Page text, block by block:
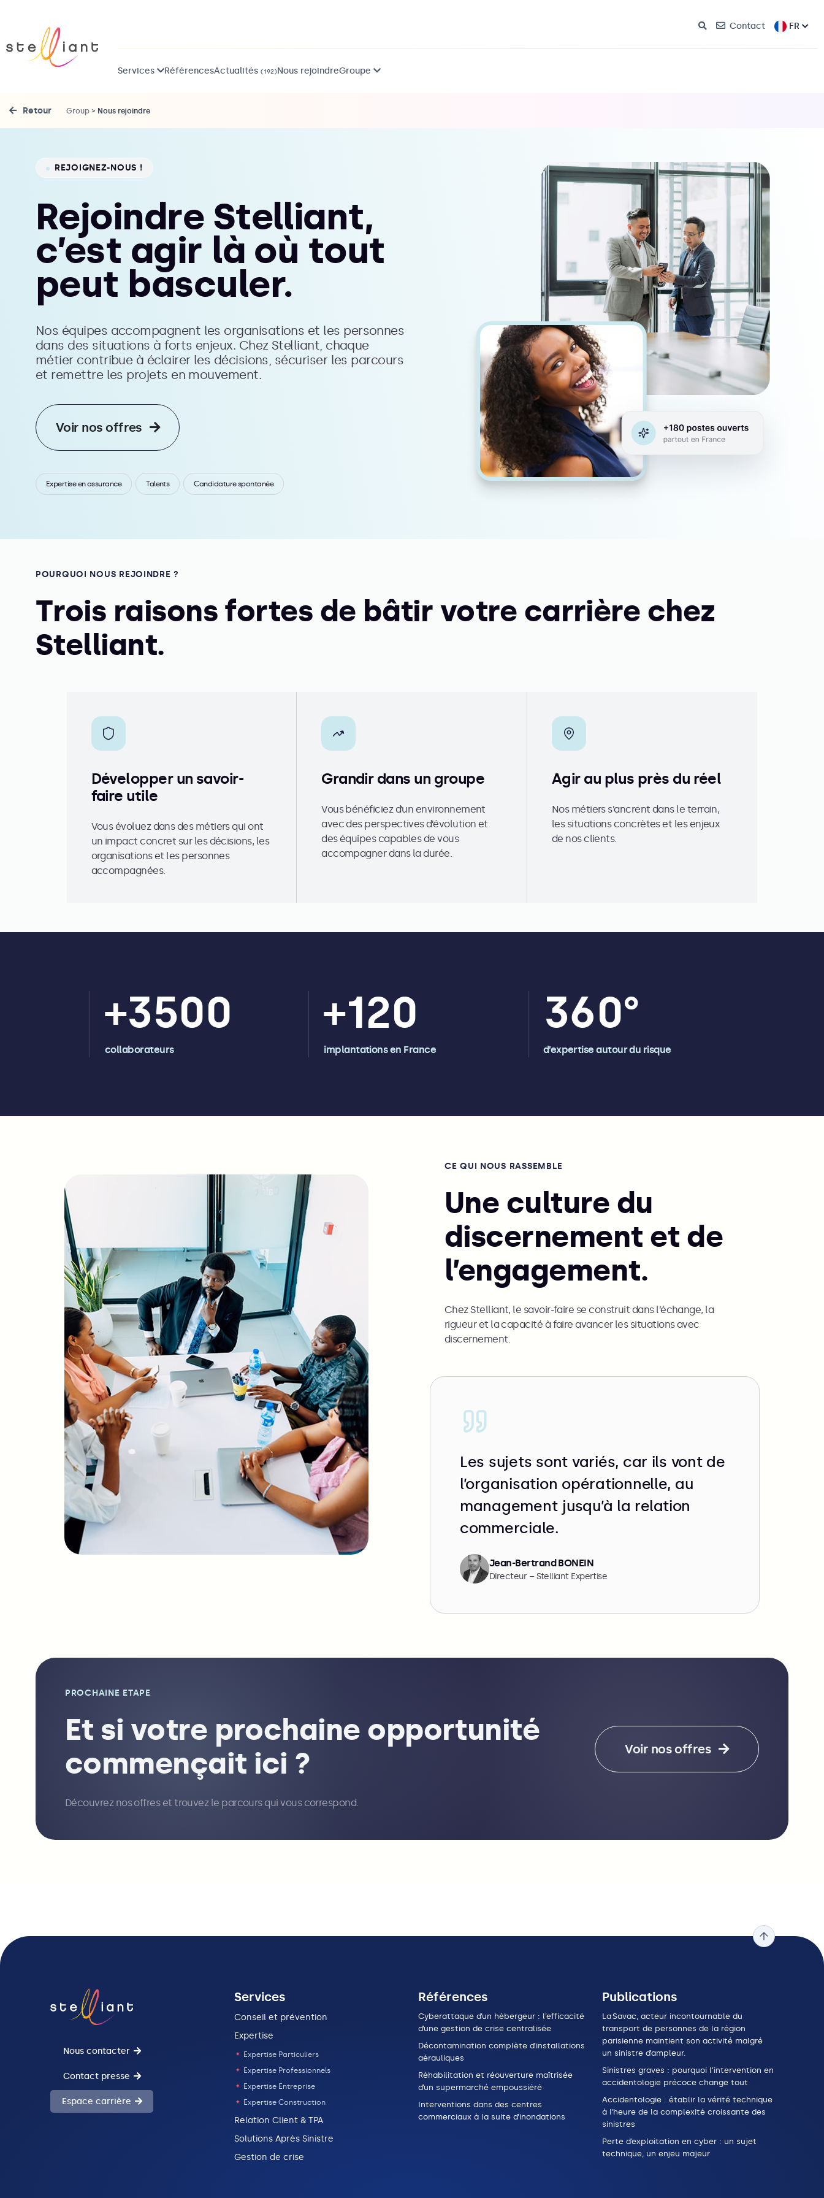
Contact FR
Services RéférencesActualités (192)Nous rejoindreGroupe
Retour Group > Nous rejoindre
REJOIGNEZ-NOUS !
Rejoindre Stelliant,
c’est agir là où tout
peut basculer.
Nos équipes accompagnent les organisations et les personnes
dans des situations à forts enjeux. Chez Stelliant, chaque
métier contribue à éclairer les décisions, sécuriser les parcours
et remettre les projets en mouvement.
Voir nos offres
Expertise en assurance Talents Candidature spontanée
POURQUOI NOUS REJOINDRE ?
Trois raisons fortes de bâtir votre carrière chez
Stelliant.
Développer un savoir-
faire utile
Vous évoluez dans des métiers qui ont
un impact concret sur les décisions, les
organisations et les personnes
accompagnées.
Grandir dans un groupe
Vous bénéficiez d’un environnement
avec des perspectives d’évolution et
des équipes capables de vous
accompagner dans la durée.
Agir au plus près du réel
Nos métiers s’ancrent dans le terrain,
les situations concrètes et les enjeux
de nos clients.
+3500
collaborateurs
+120
implantations en France
360°
d’expertise autour du risque
CE QUI NOUS RASSEMBLE
Une culture du
discernement et de
l’engagement.
Chez Stelliant, le savoir-faire se construit dans l’échange, la
rigueur et la capacité à faire avancer les situations avec
discernement.
Les sujets sont variés, car ils vont de
l’organisation opérationnelle, au
management jusqu’à la relation
commerciale.
Jean-Bertrand BONEIN
Directeur – Stelliant Expertise
PROCHAINE ETAPE
Et si votre prochaine opportunité
commençait ici ?
Découvrez nos offres et trouvez le parcours qui vous correspond.
Voir nos offres
Nous contacter
Contact presse
Espace carrière
Services
Conseil et prévention
Expertise
Expertise Particuliers
Expertise Professionnels
Expertise Entreprise
Expertise Construction
Relation Client & TPA
Solutions Après Sinistre
Gestion de crise
Références
Cyberattaque d’un hébergeur : l’efficacité
d’une gestion de crise centralisée
Décontamination complète d’installations
aérauliques
Réhabilitation et réouverture maîtrisée
d’un supermarché empoussiéré
Interventions dans des centres
commerciaux à la suite d’inondations
Publications
La Savac, acteur incontournable du
transport de personnes de la région
parisienne maintient son activité malgré
un sinistre d’ampleur.
Sinistres graves : pourquoi l’intervention en
accidentologie précoce change tout
Accidentologie : établir la vérité technique
à l’heure de la complexité croissante des
sinistres
Perte d’exploitation en cyber : un sujet
technique, un enjeu majeur